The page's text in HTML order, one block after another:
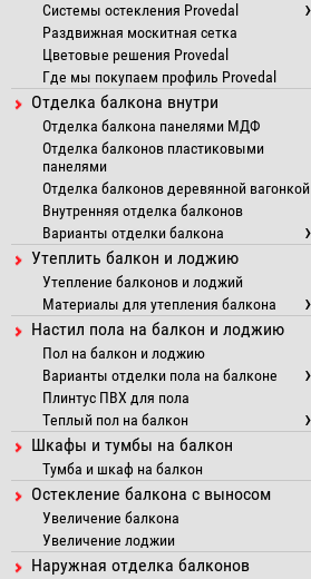
Системы остекления Provedal
Раздвижная москитная сетка
Цветовые решения Provedal
Где мы покупаем профиль Provedal
Отделка балкона внутри
Отделка балкона панелями МДФ
Отделка балконов пластиковыми
панелями
Отделка балконов деревянной вагонкой
Внутренняя отделка балконов
Варианты отделки балкона
Утеплить балкон и лоджию
Утепление балконов и лоджий
Материалы для утепления балкона
Настил пола на балкон и лоджию
Пол на балкон и лоджию
Варианты отделки пола на балконе
Плинтус ПВХ для пола
Теплый пол на балкон
Шкафы и тумбы на балкон
Тумба и шкаф на балкон
Остекление балкона с выносом
Увеличение балкона
Увеличение лоджии
Наружная отделка балконов